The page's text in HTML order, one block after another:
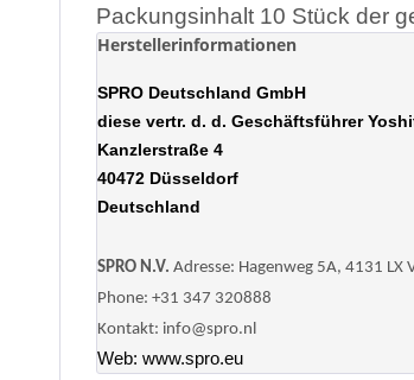
Packungsinhalt 10 Stück der
Herstellerinformationen
SPRO Deutschland GmbH
diese vertr. d. d. Geschäftsführer
Kanzlerstraße 4
40472 Düsseldorf
Deutschland
SPRO N.V. Adresse: Hagenweg 5A, 4131 LX
Phone: +31 347 320888
Kontakt: info@spro.nl
Web: www.spro.eu